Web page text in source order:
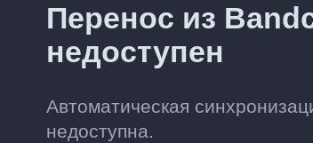
Перенос из
недоступен
Автоматическая
недоступна.